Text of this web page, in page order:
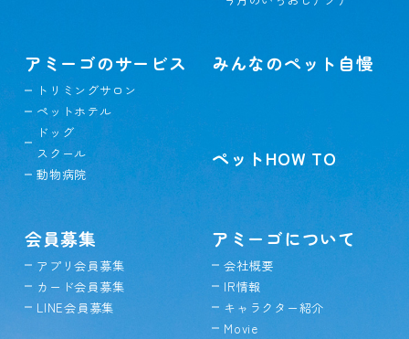
アミーゴのサービス
トリミングサロン
ペットホテル
ドッグ
スクール
動物病院
みんなのペット自慢
ペットHOW TO
会員募集
アプリ会員募集
カード会員募集
LINE会員募集
アミーゴについて
会社概要
IR情報
キャラクター紹介
Movie